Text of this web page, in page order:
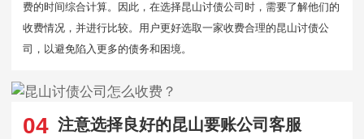
费的时间综合计算。因此，在选择昆山讨债公司时，需要了解他们的
收费情况，并进行比较。用户更好选取一家收费合理的昆山讨债公
司，以避免陷入更多的债务和困境。
04 注意选择良好的昆山要账公司客服